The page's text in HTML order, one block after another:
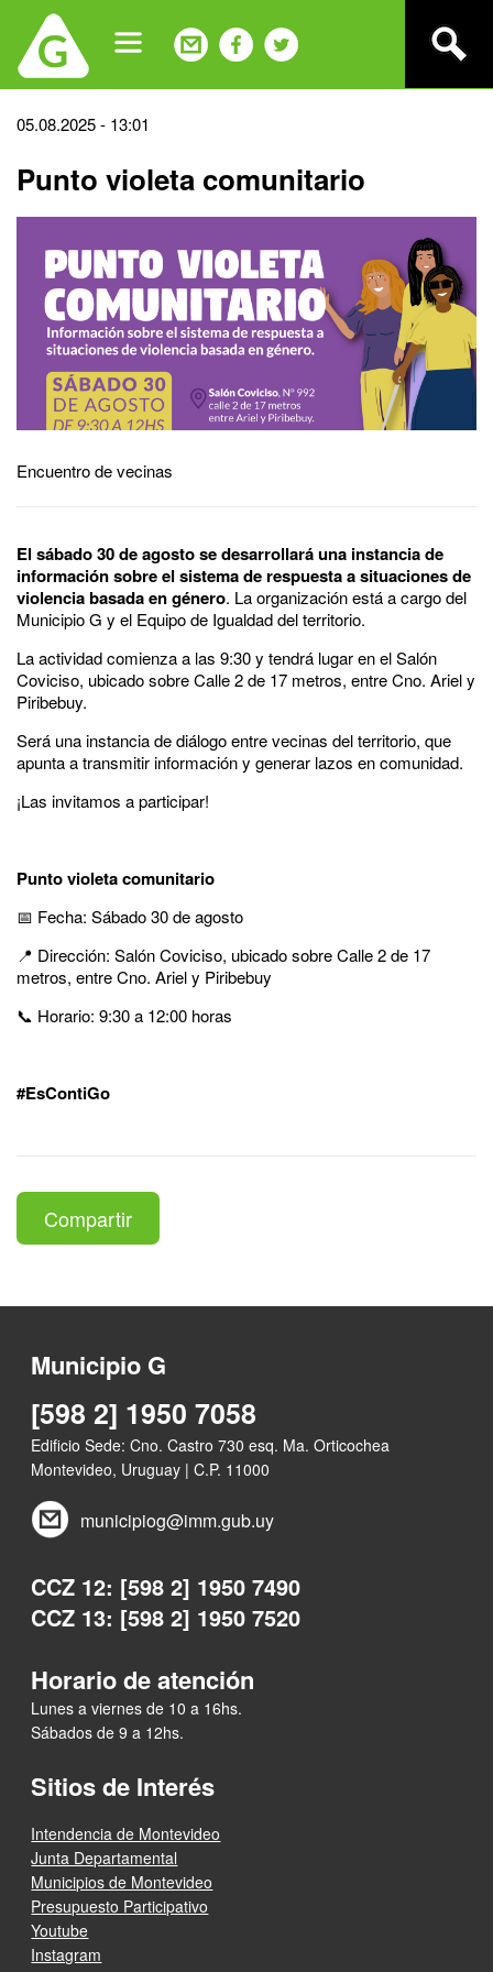
navigation
Back
top
05.08.2025 - 13:01
Punto violeta comunitario
Encuentro de vecinas
El sábado 30 de agosto se desarrollará una instancia de
información sobre el sistema de respuesta a situaciones de
violencia basada en género. La organización está a cargo del
Municipio G y el Equipo de Igualdad del territorio.
La actividad comienza a las 9:30 y tendrá lugar en el Salón
Coviciso, ubicado sobre Calle 2 de 17 metros, entre Cno. Ariel y
Piribebuy.
Será una instancia de diálogo entre vecinas del territorio, que
apunta a transmitir información y generar lazos en comunidad.
¡Las invitamos a participar!
Punto violeta comunitario
📅 Fecha: Sábado 30 de agosto
📍 Dirección: Salón Coviciso, ubicado sobre Calle 2 de 17
metros, entre Cno. Ariel y Piribebuy
📞 Horario: 9:30 a 12:00 horas
#EsContiGo
Compartir
Municipio G
[598 2] 1950 7058
Edificio Sede: Cno. Castro 730 esq. Ma. Orticochea
Montevideo, Uruguay | C.P. 11000
municipiog@imm.gub.uy
CCZ 12: [598 2] 1950 7490
CCZ 13: [598 2] 1950 7520
Horario de atención
Lunes a viernes de 10 a 16hs.
Sábados de 9 a 12hs.
Sitios de Interés
Intendencia de Montevideo
Junta Departamental
Municipios de Montevideo
Presupuesto Participativo
Youtube
Instagram